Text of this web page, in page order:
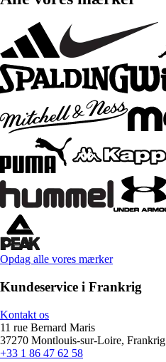
Opdag alle vores mærker
Kundeservice i Frankrig
Kontakt os
11 rue Bernard Maris
37270 Montlouis-sur-Loire, Frankrig
+33 1 86 47 62 58